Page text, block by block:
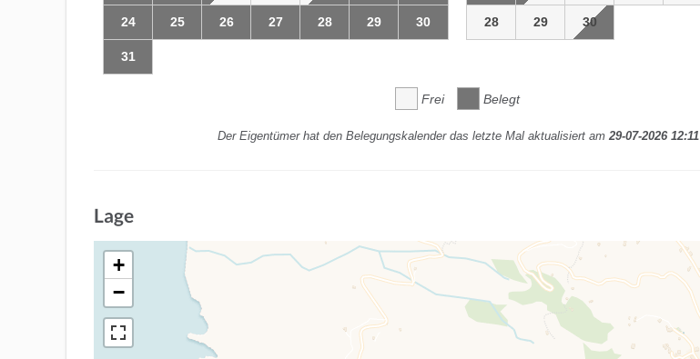
24 25 26 27 28 29 30
31
28 29 30
Frei Belegt
Der Eigentümer hat den Belegungskalender das letzte Mal aktualisiert am 29-07-2026 12:11
Lage
+
−